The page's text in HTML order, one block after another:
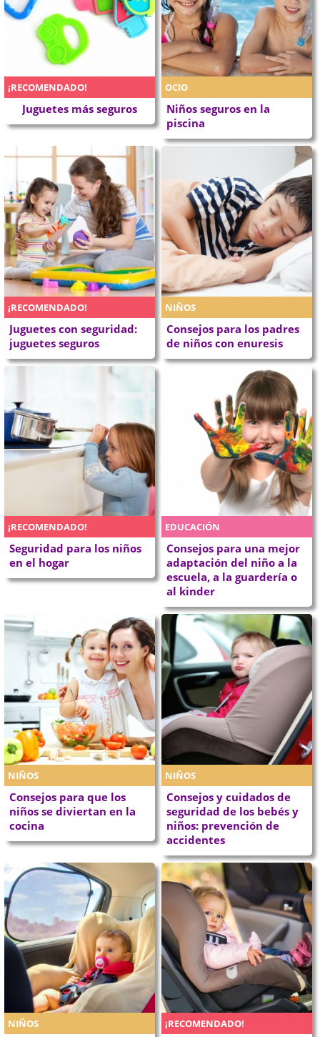
¡RECOMENDADO!
Juguetes más seguros
OCIO
Niños seguros en la
piscina
¡RECOMENDADO!
Juguetes con seguridad:
juguetes seguros
NIÑOS
Consejos para los padres
de niños con enuresis
¡RECOMENDADO!
Seguridad para los niños
en el hogar
EDUCACIÓN
Consejos para una mejor
adaptación del niño a la
escuela, a la guardería o
al kinder
NIÑOS
Consejos para que los
niños se diviertan en la
cocina
NIÑOS
Consejos y cuidados de
seguridad de los bebés y
niños: prevención de
accidentes
NIÑOS ¡RECOMENDADO!